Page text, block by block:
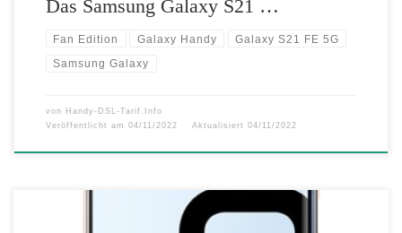
Das Samsung Galaxy S21 …
Fan Edition Galaxy Handy Galaxy S21 FE 5G
Samsung Galaxy
von Handy-DSL-Tarif.Info
Veröffentlicht am 04/11/2022 Aktualisiert 04/11/2022